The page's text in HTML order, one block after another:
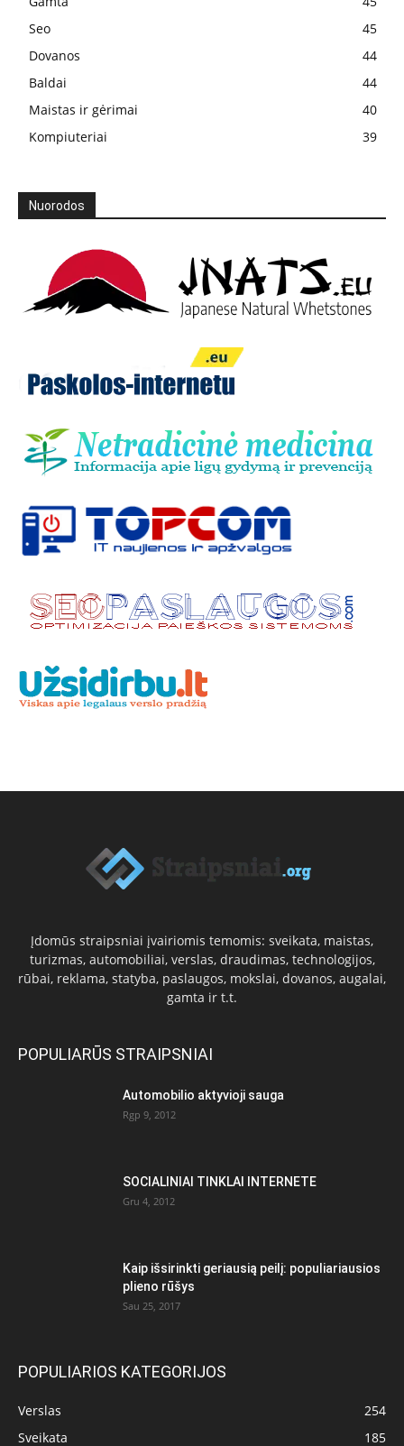
Seo
45
Dovanos
44
Baldai
44
Maistas ir gėrimai
40
Kompiuteriai
39
Nuorodos
Įdomūs straipsniai įvairiomis temomis: sveikata, maistas,
turizmas, automobiliai, verslas, draudimas, technologijos,
rūbai, reklama, statyba, paslaugos, mokslai, dovanos, augalai,
gamta ir t.t.
POPULIARŪS STRAIPSNIAI
Automobilio aktyvioji sauga
Rgp 9, 2012
SOCIALINIAI TINKLAI INTERNETE
Gru 4, 2012
Kaip išsirinkti geriausią peilį: populiariausios
plieno rūšys
Sau 25, 2017
POPULIARIOS KATEGORIJOS
Verslas
254
Sveikata
185